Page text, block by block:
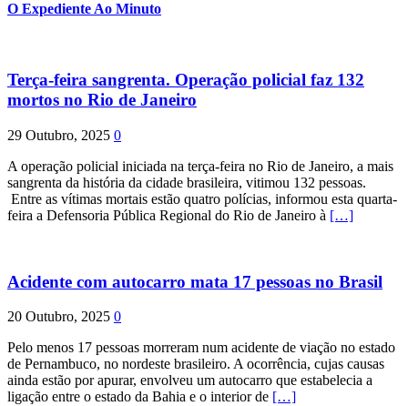
O Expediente Ao Minuto
Terça-feira sangrenta. Operação policial faz 132
mortos no Rio de Janeiro
29 Outubro, 2025 0
A operação policial iniciada na terça-feira no Rio de Janeiro, a mais
sangrenta da história da cidade brasileira, vitimou 132 pessoas.
Entre as vítimas mortais estão quatro polícias, informou esta quarta-
feira a Defensoria Pública Regional do Rio de Janeiro à […]
Acidente com autocarro mata 17 pessoas no Brasil
20 Outubro, 2025 0
Pelo menos 17 pessoas morreram num acidente de viação no estado
de Pernambuco, no nordeste brasileiro. A ocorrência, cujas causas
ainda estão por apurar, envolveu um autocarro que estabelecia a
ligação entre o estado da Bahia e o interior de […]